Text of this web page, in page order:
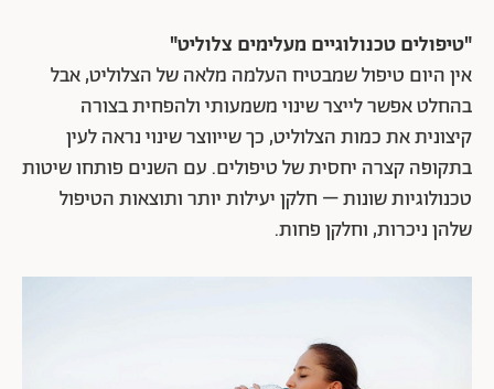
"טיפולים טכנולוגיים מעלימים צלוליט"
אין היום טיפול שמבטיח העלמה מלאה של הצלוליט, אבל
בהחלט אפשר לייצר שינוי משמעותי ולהפחית בצורה
קיצונית את כמות הצלוליט, כך שייווצר שינוי נראה לעין
בתקופה קצרה יחסית של טיפולים. עם השנים פותחו שיטות
טכנולוגיות שונות – חלקן יעילות יותר ותוצאות הטיפול
שלהן ניכרות, וחלקן פחות.